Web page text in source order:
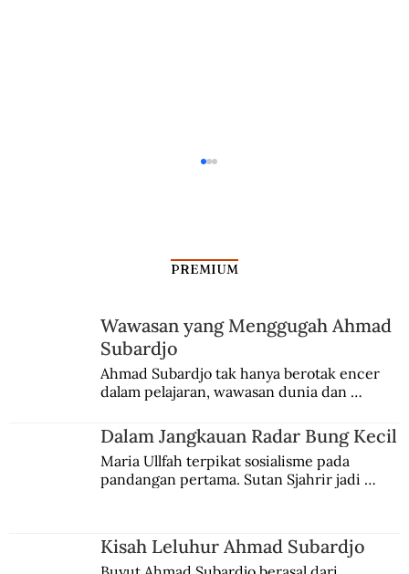
Lebih Dekat Mengenal Batik dari Kota
Batik (Bagian II–Habis)
PREMIUM
Wawasan yang Menggugah Ahmad
Subardjo
Ahmad Subardjo tak hanya berotak encer
dalam pelajaran, wawasan dunia dan
Jules Verne, Multatuli, hingga Sun Yat-sen.
Dalam Jangkauan Radar Bung Kecil
Maria Ullfah terpikat sosialisme pada
pandangan pertama. Sutan Sjahrir jadi
Kisah Leluhur Ahmad Subardjo